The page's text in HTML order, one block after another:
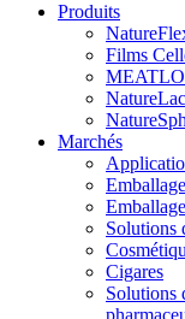
Produits
Films
Marchés
Solutions
Cigares
Solutions